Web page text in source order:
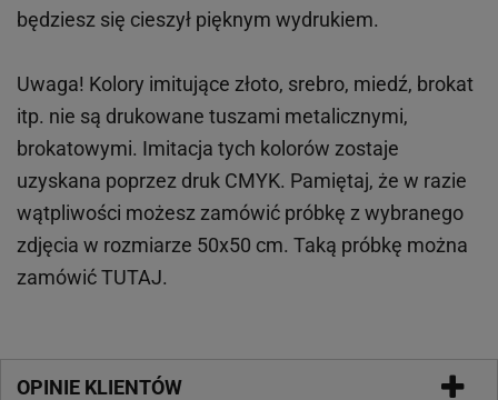
będziesz się cieszył pięknym wydrukiem.
Uwaga! Kolory imitujące złoto, srebro, miedź, brokat
itp. nie są drukowane tuszami metalicznymi,
brokatowymi. Imitacja tych kolorów zostaje
uzyskana poprzez druk CMYK. Pamiętaj, że w razie
wątpliwości możesz zamówić próbkę z wybranego
zdjęcia w rozmiarze 50x50 cm. Taką próbkę można
zamówićTUTAJ.
OPINIE KLIENTÓW